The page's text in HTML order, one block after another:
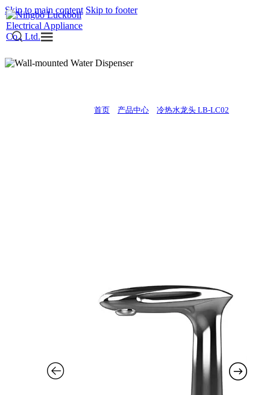
Skip to main content Skip to footer
首页 产品中心 冷热水龙头 LB-LC02